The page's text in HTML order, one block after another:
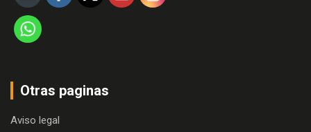
Otras paginas
Aviso legal